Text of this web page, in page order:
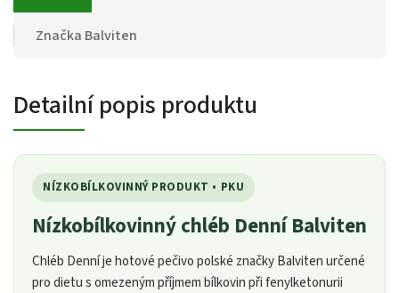
Značka Balviten
Detailní popis produktu
NÍZKOBÍLKOVINNÝ PRODUKT • PKU
Nízkobílkovinný chléb Denní Balviten
Chléb Denní je hotové pečivo polské značky Balviten určené
pro dietu s omezeným příjmem bílkovin při fenylketonurii